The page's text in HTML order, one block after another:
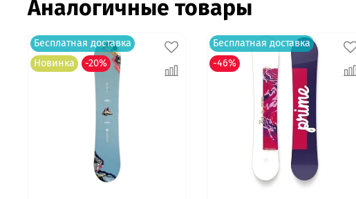
Аналогичные товары
Бесплатная доставка
Новинка
-20%
Бесплатная доставка
-46%